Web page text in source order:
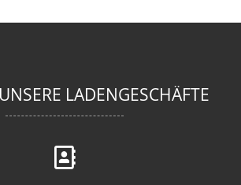
LADENGESCHÄFTE